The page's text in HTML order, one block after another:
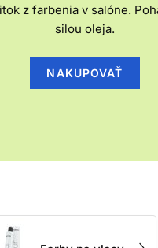
a filmotvorných
vyžadujú šetrnejšie
česaní a stylingu.
agresívne. Príliš silné
zaťažiť. Pri citlivej
je dobré myslieť
ochranu pred lámaním.
a menej poddajné
krajší vzhľad farby,
z farbenia v salóne.
silou oleja.
NAKUPOVAŤ